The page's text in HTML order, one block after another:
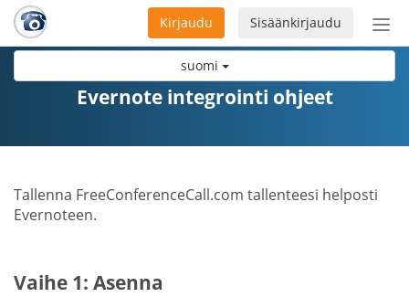
suomi
Sisäänkirjaudu
Kirjaudu
Evernote integrointi ohjeet
Tallenna FreeConferenceCall.com tallenteesi helposti
Evernoteen.
Vaihe 1: Asenna